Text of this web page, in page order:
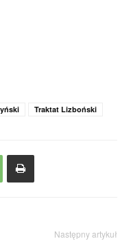
Traktat Lizboński
Następny artykuł